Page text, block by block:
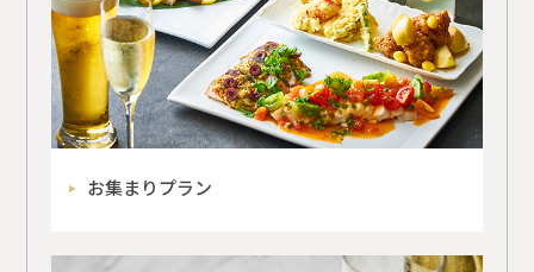
お集まりプラン